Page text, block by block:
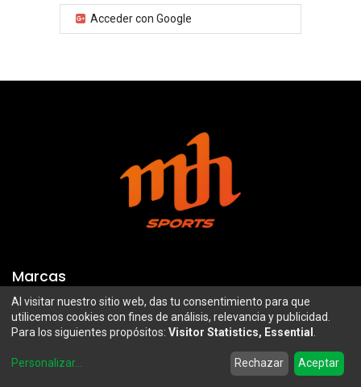
Wishlist Account
Acceder con Google
Marcas
Troy Lee Designs
100%
Airoh
Mazawi
SIDI
Al visitar nuestro sitio web, das tu consentimiento para que
utilicemos cookies con fines de análisis, relevancia y publicidad.
Para los siguientes propósitos: Visitor Statistics, Essential
Personalizar... Rechazar Aceptar